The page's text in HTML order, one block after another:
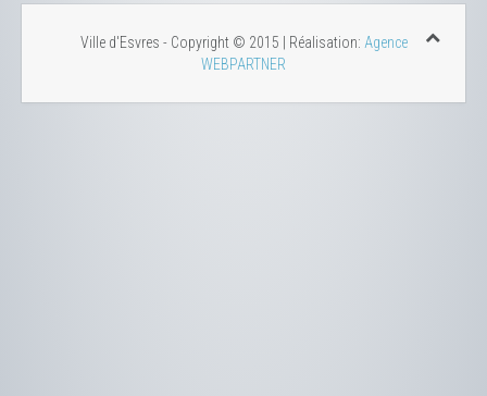
Ville d'Esvres - Copyright © 2015 | Réalisation: Agence
WEBPARTNER